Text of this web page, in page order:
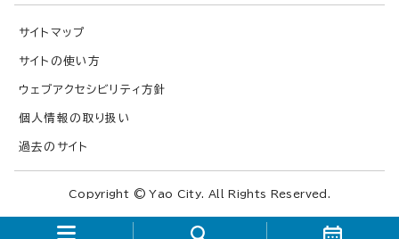
サイトマップ
サイトの使い方
ウェブアクセシビリティ方針
個人情報の取り扱い
過去のサイト
Copyright © Yao City. All Rights Reserved.